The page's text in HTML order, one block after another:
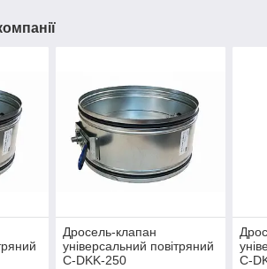
Дросель-клапан
універсальний повітряний
C-DKK-250
C-